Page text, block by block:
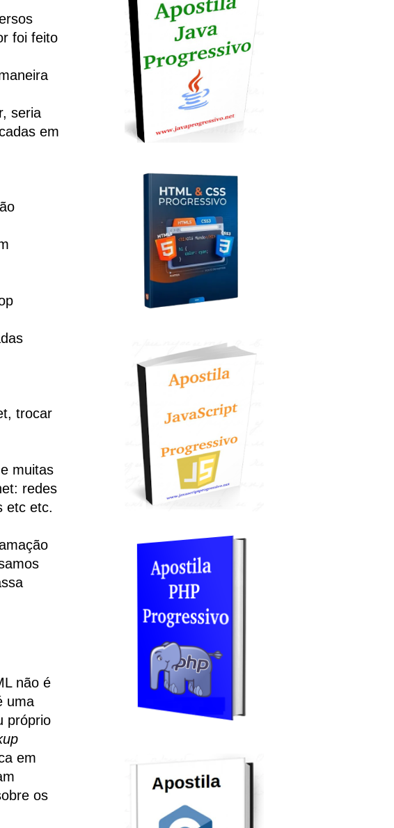
foi feito
seria
em
trocar
muitas
redes
etc etc.
não é
uma
próprio
em
os